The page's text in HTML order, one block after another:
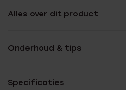
Alles over dit product
Onderhoud & tips
Specificaties